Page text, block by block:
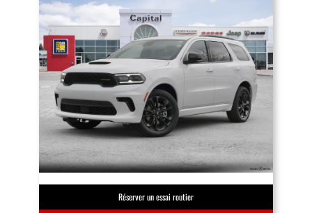
Réserver un essai routier